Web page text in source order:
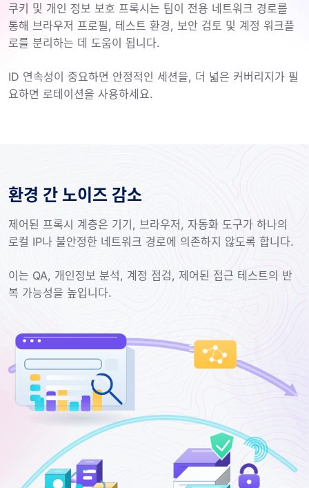
쿠키 및 개인 정보 보호 프록시는 팀이 전용 네트워크 경로를
통해 브라우저 프로필, 테스트 환경, 보안 검토 및 계정 워크플
로를 분리하는 데 도움이 됩니다.
ID 연속성이 중요하면 안정적인 세션을, 더 넓은 커버리지가 필
요하면 로테이션을 사용하세요.
환경 간 노이즈 감소
제어된 프록시 계층은 기기, 브라우저, 자동화 도구가 하나의
로컬 IP나 불안정한 네트워크 경로에 의존하지 않도록 합니다.
이는 QA, 개인정보 분석, 계정 점검, 제어된 접근 테스트의 반
복 가능성을 높입니다.